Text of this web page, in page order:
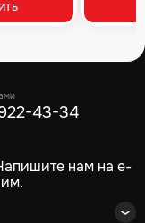
43-34
нам на e-